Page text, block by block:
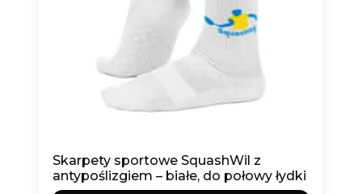
Skarpety sportowe SquashWil z
antypoślizgiem – białe, do połowy łydki